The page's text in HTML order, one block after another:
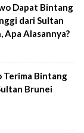
Dapat Bintang
dari Sultan
Apa Alasannya?
Terima Bintang
Brunei